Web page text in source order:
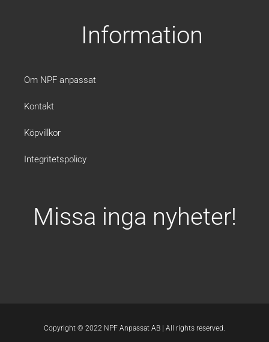
o
g
Information
Om NPF anpassat
Kontakt
Köpvillkor
Integritetspolicy
Missa inga nyheter!
Copyright © 2022 NPF Anpassat AB | All rights reserved.